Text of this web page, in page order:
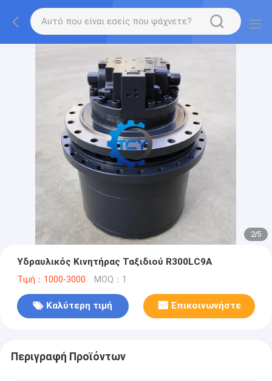
2/5
Υδραυλικός Κινητήρας Ταξιδιού R300LC9A
Τιμή：1000-3000 MOQ：1
Καλύτερη τιμή Επικοινωνήστε
Περιγραφή Προϊόντων